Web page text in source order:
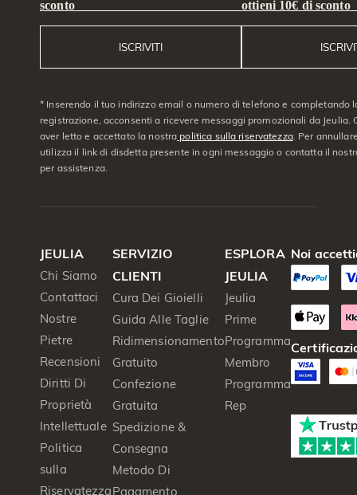
sconto
ISCRIVITI
ottieni 10€ di sconto
* Inserendo il tuo indirizzo email o numero di telefono e completando
registrazione, acconsenti a ricevere messaggi promozionali da Jeulia.
aver letto e accettato la nostra politica sulla riservatezza. Per
utilizza il link di disdetta presente in ogni messaggio o contatta il
per assistenza.
JEULIA
Chi Siamo
Contattaci
Nostre
Pietre
Recensioni
Diritti Di
Proprietà
Intellettuale
Politica
sulla
Riservatezza
SERVIZIO
CLIENTI
Cura Dei Gioielli
Guida Alle Taglie
Ridimensionamento
Gratuito
Confezione
Gratuita
Spedizione &
Consegna
Metodo Di
Pagamento
ESPLORA
JEULIA
Jeulia
Prime
Programma
Membro
Programma
Rep
Noi